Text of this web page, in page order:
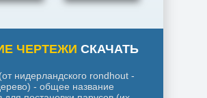
ЧЕРТЕЖИ СКАЧАТЬ
(от нидерландского rondhout -
- общее название